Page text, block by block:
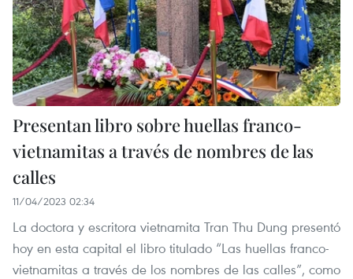
Presentan libro sobre huellas franco-
vietnamitas a través de nombres de las
calles
11/04/2023 02:34
La doctora y escritora vietnamita Tran Thu Dung presentó
hoy en esta capital el libro titulado “Las huellas franco-
vietnamitas a través de los nombres de las calles”, como